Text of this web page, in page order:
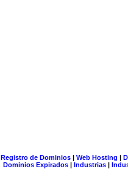
Registro de Dominios| Web Hosting |
Dominios Expirados | Industrias |